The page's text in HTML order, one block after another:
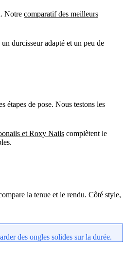
Notre comparatif des meilleurs
durcisseur adapté et un peu de
étapes de pose. Nous testons les
et Roxy Nails complètent le
la tenue et le rendu. Côté style,
des ongles solides sur la durée.